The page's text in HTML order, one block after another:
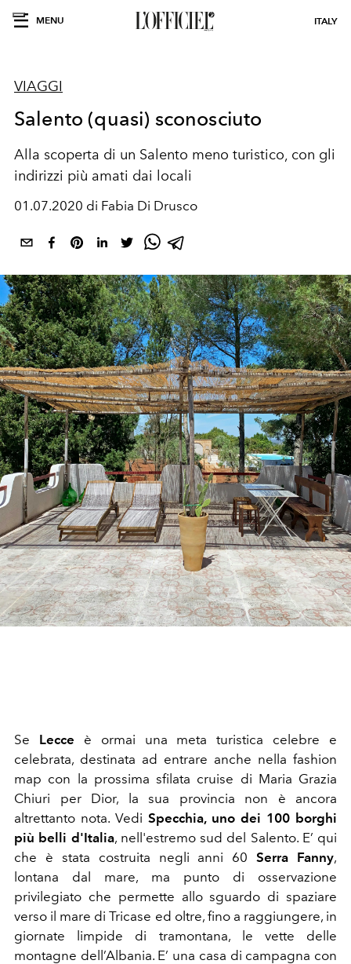
MENU ITALY
VIAGGI
Salento (quasi) sconosciuto
Alla scoperta di un Salento meno turistico, con gli
indirizzi più amati dai locali
01.07.2020 di Fabia Di Drusco
Se Lecce è ormai una meta turistica celebre e
celebrata, destinata ad entrare anche nella fashion
map con la prossima sfilata cruise di Maria Grazia
Chiuri per Dior, la sua provincia non è ancora
altrettanto nota. Vedi Specchia, uno dei 100 borghi
più belli d'Italia, nell'estremo sud del Salento. E’ qui
che è stata costruita negli anni 60Serra Fanny,
lontana dal mare, ma punto di osservazione
privilegiato che permette allo sguardo di spaziare
verso il mare di Tricase ed oltre, fino a raggiungere, in
giornate limpide di tramontana, le vette delle
montagne dell’Albania. E’ una casa di campagna con